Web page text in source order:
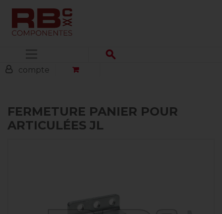
compte
FERMETURE PANIER POUR
ARTICULÉES JL